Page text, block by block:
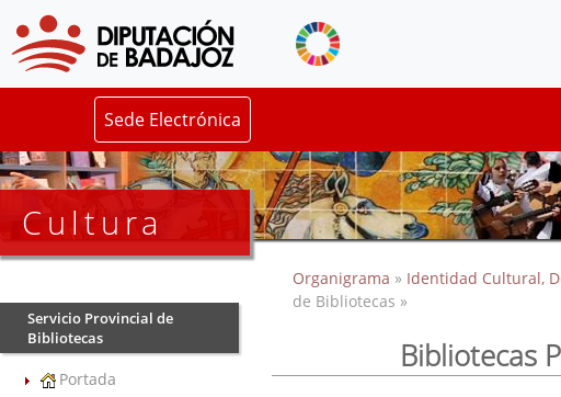
Sede Electrónica
Cultura
Servicio Provincial de
Bibliotecas
Portada
Organigrama » Identidad Cultural,
de Bibliotecas »
Bibliotecas